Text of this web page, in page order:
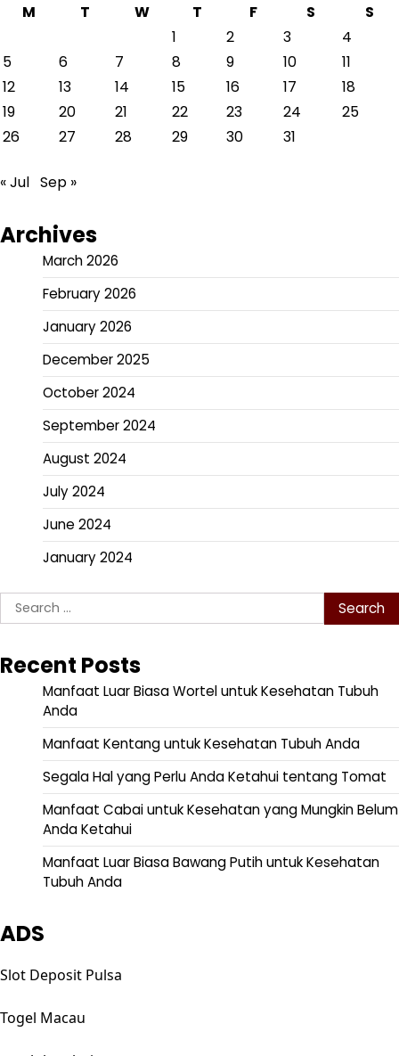
M
T W T F S
S
1
2 3
4
5
6 7 8 9 10
11
12
13 14 15 16 17
18
19
20 21 22 23 24
25
26
27 28 29 30 31
« Jul Sep »
Archives
March 2026
February 2026
January 2026
December 2025
October 2024
September 2024
August 2024
July 2024
June 2024
January 2024
Search
for:
Recent Posts
Manfaat Luar Biasa Wortel untuk Kesehatan Tubuh
Anda
Manfaat Kentang untuk Kesehatan Tubuh Anda
Segala Hal yang Perlu Anda Ketahui tentang Tomat
Manfaat Cabai untuk Kesehatan yang Mungkin Belum
Anda Ketahui
Manfaat Luar Biasa Bawang Putih untuk Kesehatan
Tubuh Anda
ADS
Slot Deposit Pulsa
Togel Macau